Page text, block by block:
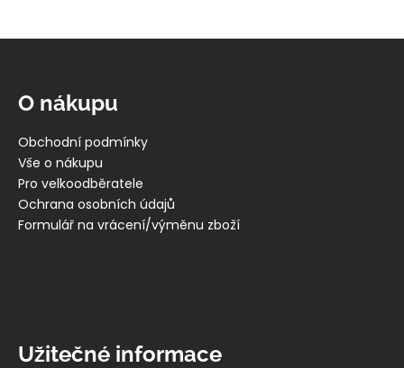
O nákupu
Obchodní podmínky
Vše o nákupu
Pro velkoodběratele
Ochrana osobních údajů
Formulář na vrácení/výměnu zboží
Užitečné informace